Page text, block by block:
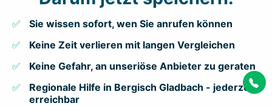
Sie wissen sofort, wen Sie anrufen können
Keine Zeit verlieren mit langen Vergleichen
Keine Gefahr, an unseriöse Anbieter zu geraten
Regionale Hilfe in Bergisch Gladbach - jederzeit
erreichbar